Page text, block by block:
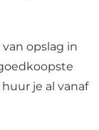
opslag in
je al vanaf